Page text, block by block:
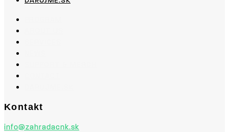
Kontakt
info@zahradacnk.sk